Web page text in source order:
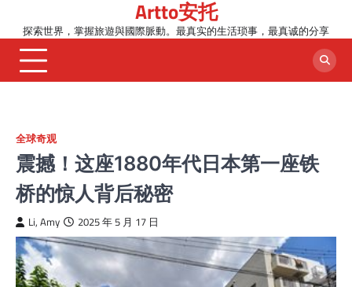
content
Artto安托
探索世界，掌握旅遊與國際脈動。最真实的生活琐事，最真诚的分享
全球奇观
震撼！这座1880年代日本第一座铁
桥的惊人背后秘密
Li, Amy 2025 年 5 月 17 日